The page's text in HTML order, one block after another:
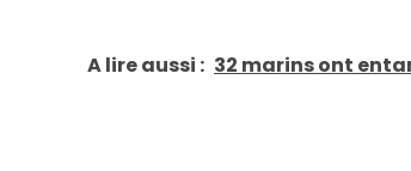
A lire aussi : 32 marins ont